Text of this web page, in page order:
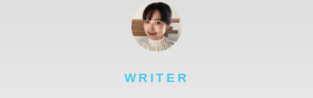
WRITER